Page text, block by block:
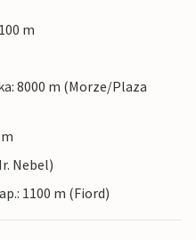
m
8000 m (Morze/Plaza
Nebel)
1100 m (Fiord)